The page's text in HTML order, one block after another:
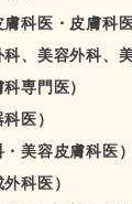
科医・皮膚科医
、美容外科、
専門医）
医）
美容皮膚科医）
科医）